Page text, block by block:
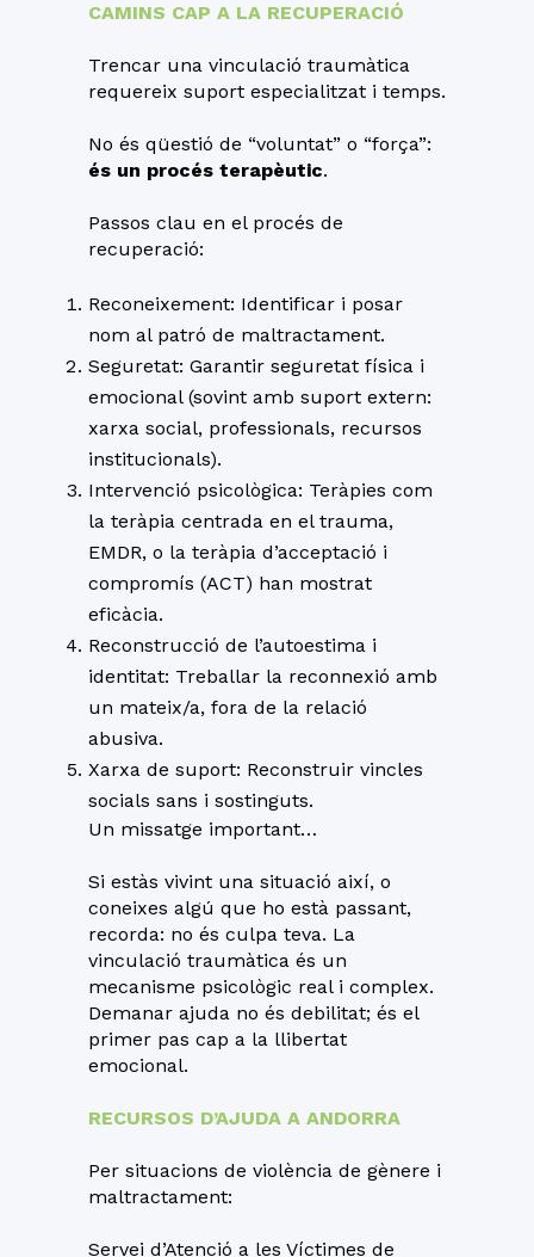
CAMINS CAP A LA RECUPERACIÓ
Trencar una vinculació traumàtica
requereix suport especialitzat i temps.
No és qüestió de “voluntat” o “força”:
és un procés terapèutic.
Passos clau en el procés de
recuperació:
Reconeixement: Identificar i posar
nom al patró de maltractament.
Seguretat: Garantir seguretat física i
emocional (sovint amb suport extern:
xarxa social, professionals, recursos
institucionals).
Intervenció psicològica: Teràpies com
la teràpia centrada en el trauma,
EMDR, o la teràpia d’acceptació i
compromís (ACT) han mostrat
eficàcia.
Reconstrucció de l’autoestima i
identitat: Treballar la reconnexió amb
un mateix/a, fora de la relació
abusiva.
Xarxa de suport: Reconstruir vincles
socials sans i sostinguts.
Un missatge important…
Si estàs vivint una situació així, o
coneixes algú que ho està passant,
recorda: no és culpa teva. La
vinculació traumàtica és un
mecanisme psicològic real i complex.
Demanar ajuda no és debilitat; és el
primer pas cap a la llibertat
emocional.
RECURSOS D’AJUDA A ANDORRA
Per situacions de violència de gènere i
maltractament:
Servei d’Atenció a les Víctimes de